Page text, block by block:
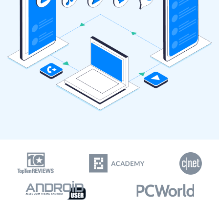
Mutsapper (Alias: Wutsapper)
Transfiere datos de WhatsApp y
WhatsApp Business sin restablecer los
valores de fábrica.
MobileTrans App
Transfiere datos del teléfono, de
Welastseen
WeLastseen te tiene al tanto de todo en
WhatsApp.